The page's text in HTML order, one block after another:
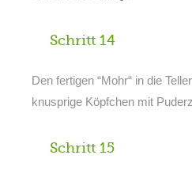
Schritt 14
Den fertigen “Mohr“ in die
knusprige Köpfchen mit
Schritt 15